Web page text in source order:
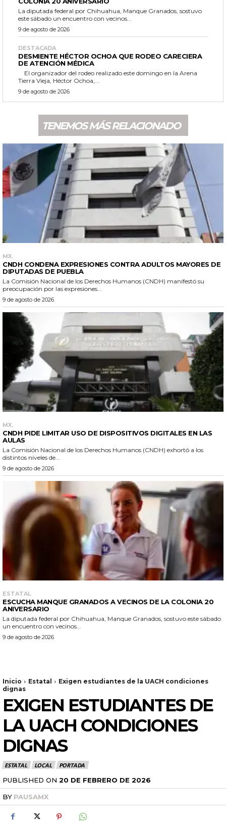
La diputada federal por Chihuahua, Manque Granados, sostuvo
este sábado un encuentro con vecinos...
9 de agosto de 2026
DESTACADA
DESMIENTE HÉCTOR OCHOA QUE RODEO CARECIERA
DE ATENCIÓN MÉDICA
Tierra Vieja, Héctor Ochoa,...
9 de agosto de 2026
TENEMOS MÁS RELACIONADO
MX.
CNDH CONDENA EXPRESIONES CONTRA ADULTOS MAYORES DE
DIPUTADAS DE PUEBLA
La Comisión Nacional de los Derechos Humanos (CNDH) manifestó su
preocupación por las expresiones...
9 de agosto de 2026
MX.
CNDH PIDE LIMITAR USO DE DISPOSITIVOS DIGITALES EN LAS
AULAS
La Comisión Nacional de los Derechos Humanos (CNDH) exhortó a los
distintos niveles de...
9 de agosto de 2026
ESTATAL
ESCUCHA MANQUE GRANADOS A VECINOS DE LA COLONIA 20
ANIVERSARIO
La diputada federal por Chihuahua, Manque Granados, sostuvo este sábado
un encuentro con vecinos...
9 de agosto de 2026